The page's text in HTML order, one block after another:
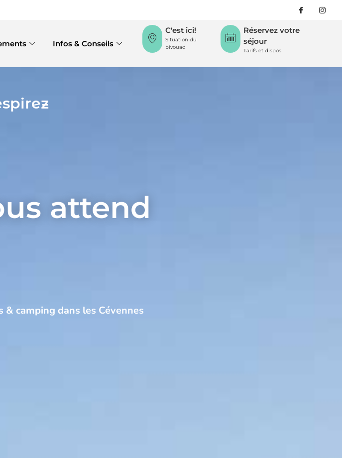
Infos & Conseils
C'est ici!
Situation du
bivouac
Réservez votre
séjour
Tarifs et dispos
attend
camping dans les Cévennes